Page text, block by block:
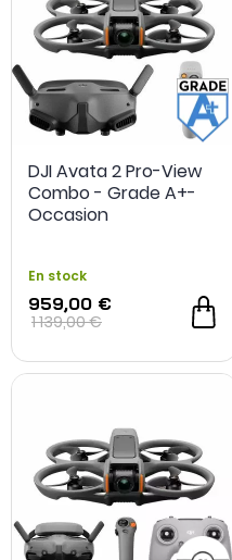
OCCASION
DJI Avata 2 Pro-View
Combo - Grade A+-
Occasion
En stock
959,00 €
1 139,00 €